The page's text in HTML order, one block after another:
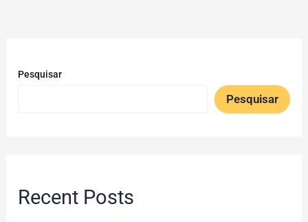
Pesquisar
Pesquisar
Recent Posts